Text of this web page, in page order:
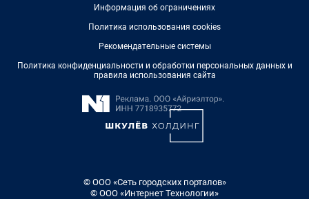
Информация об ограничениях
Политика использования cookies
Рекомендательные системы
Политика конфиденциальности и обработки персональных данных и
правила использования сайта
© ООО «Сеть городских порталов»
© ООО «Интернет Технологии»